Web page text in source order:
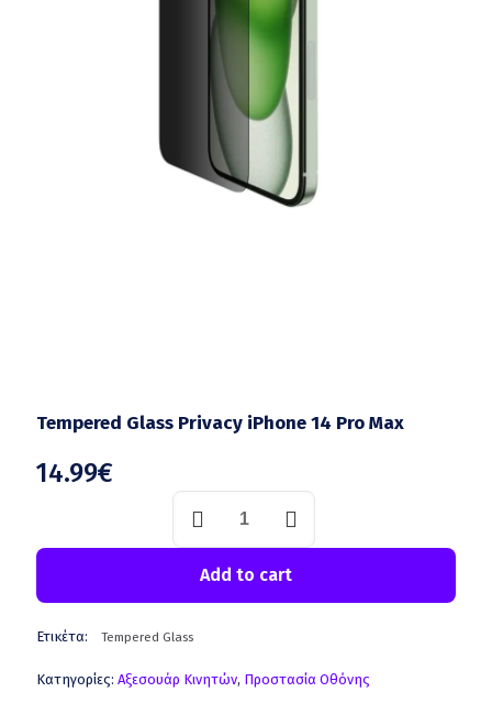
Tempered Glass Privacy iPhone 14 Pro Max
14.99€
Add to cart
Ετικέτα: Tempered Glass
Κατηγορίες: Aξεσουάρ Κινητών, Προστασία Οθόνης